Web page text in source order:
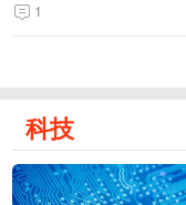
1
科技